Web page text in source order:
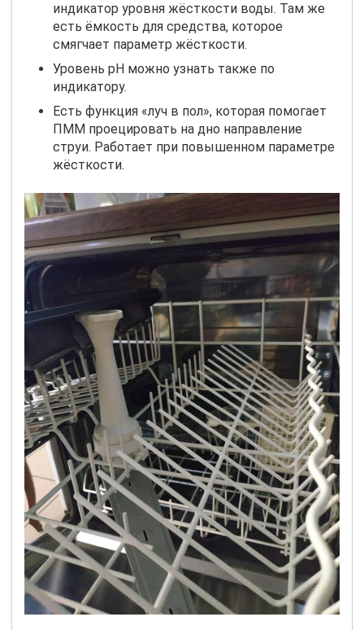
индикатор уровня жёсткости воды. Там же
есть ёмкость для средства, которое
смягчает параметр жёсткости.
Уровень pH можно узнать также по
индикатору.
Есть функция «луч в пол», которая помогает
ПММ проецировать на дно направление
струи. Работает при повышенном параметре
жёсткости.